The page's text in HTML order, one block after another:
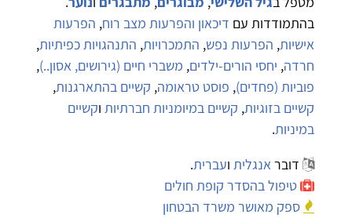
בהתמודדות עם דיכאון והפרעות מצב רוח, הפרעות
אישיות, הפרעות נפש, התמכרויות, התנהגויות כפיתיות,
חרדה, יחסי הורים-ילדים, משברי חיים (גירושים, אסון..),
פוביות (פחדים), פוסט טראומה, קשיים בהתארגנות,
קשיים בזוגיות, קשיים במיומניות חברתיות וקשיים
במיניות.
דובראנגלית ועברית.
טיפול בהסדר קופת חולים
ספק מאושר משרד הבטחון